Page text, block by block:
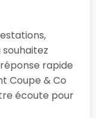
rapide
Coupe & Co
écoute pour